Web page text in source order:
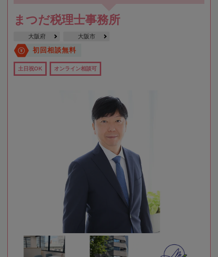
まつだ税理士事務所
大阪府 大阪市
初回相談無料
土日祝OK オンライン相談可